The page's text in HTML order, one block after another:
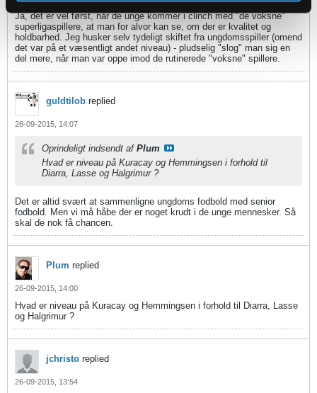
Ja, det er vel først, når de unge kommer i clinch med "de voksne"
superligaspillere, at man for alvor kan se, om der er kvalitet og
holdbarhed. Jeg husker selv tydeligt skiftet fra ungdomsspiller (omend
det var på et væsentligt andet niveau) - pludselig "slog" man sig en
del mere, når man var oppe imod de rutinerede "voksne" spillere.
guldtilob replied
26-09-2015, 14:07
Oprindeligt indsendt af Plum
Hvad er niveau på Kuracay og Hemmingsen i forhold til
Diarra, Lasse og Halgrimur ?
Det er altid svært at sammenligne ungdoms fodbold med senior
fodbold. Men vi må håbe der er noget krudt i de unge mennesker. Så
skal de nok få chancen.
Plum replied
26-09-2015, 14:00
Hvad er niveau på Kuracay og Hemmingsen i forhold til Diarra, Lasse
og Halgrimur ?
jchristo replied
26-09-2015, 13:54